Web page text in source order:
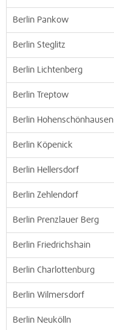
Berlin Pankow
Berlin Steglitz
Berlin Lichtenberg
Berlin Treptow
Berlin Hohenschönhausen
Berlin Köpenick
Berlin Hellersdorf
Berlin Zehlendorf
Berlin Prenzlauer Berg
Berlin Friedrichshain
Berlin Charlottenburg
Berlin Wilmersdorf
Berlin Neukölln